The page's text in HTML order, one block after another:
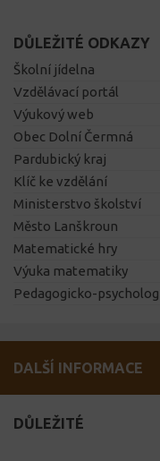
DŮLEŽITÉ ODKAZY
Školní jídelna
Vzdělávací portál
Výukový web
Obec Dolní Čermná
Pardubický kraj
Klíč ke vzdělání
Ministerstvo školství
Město Lanškroun
Matematické hry
Výuka matematiky
Pedagogicko-
DALŠÍ INFORMACE
DŮLEŽITÉ